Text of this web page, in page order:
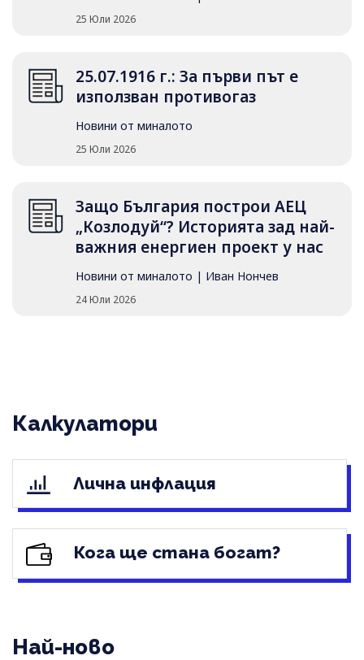
25 Юли 2026
25.07.1916 г.: За първи път е
използван противогаз
Новини от миналото
25 Юли 2026
Защо България построи АЕЦ
„Козлодуй“? Историята зад най-
важния енергиен проект у нас
Новини от миналото | Иван Нончев
24 Юли 2026
Калкулатори
Лична инфлация
Кога ще стана богат?
Най-ново